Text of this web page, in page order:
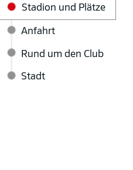
Stadion und Plätze
Anfahrt
Rund um den Club
Stadt